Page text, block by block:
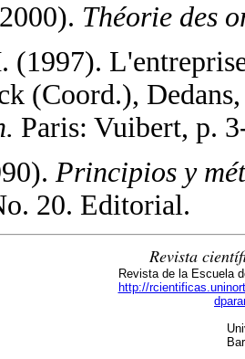
Théorie des
(1997).
(Coord.),
Paris: Vuibert, p.
Principios y
20. Editorial.
Revista
Revista de la Escuela
http://